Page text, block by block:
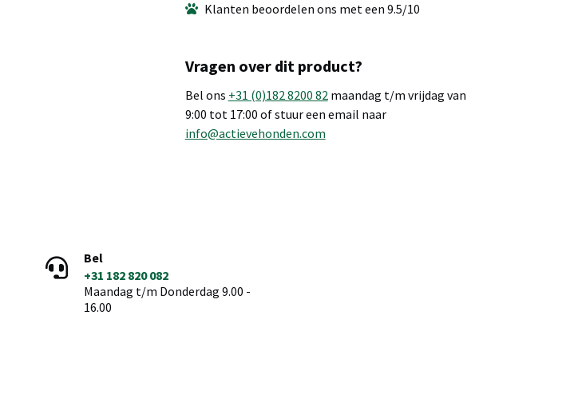
Klanten beoordelen ons met een 9.5/10
Vragen over dit product?
Bel ons +31 (0)182 8200 82maandag t/m vrijdag van
9:00 tot 17:00 of stuur een email naar
info@actievehonden.com
Bel
+31 182 820 082
Maandag t/m Donderdag 9.00 -
16.00